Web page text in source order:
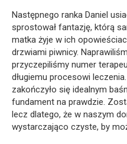
Następnego ranka Daniel
sprostował fantazję, którą
matka żyje w ich
drzwiami piwnicy.
przyczepiliśmy numer
długiemu procesowi
zakończyło się idealnym
fundament na prawdzie.
lecz dlatego, że w naszym
wystarczająco czyste, by